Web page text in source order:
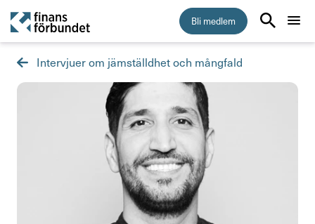
Bli medlem
Medlemskap
Anställningsvillkor
Intervjuer om jämställdhet och mångfald